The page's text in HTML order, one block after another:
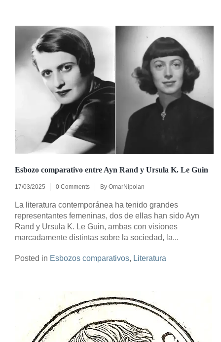
Esbozo comparativo entre Ayn Rand y Ursula K. Le Guin
17/03/2025 0 Comments By OmarNipolan
La literatura contemporánea ha tenido grandes
representantes femeninas, dos de ellas han sido Ayn
Rand y Ursula K. Le Guin, ambas con visiones
marcadamente distintas sobre la sociedad, la...
Posted in Esbozos comparativos, Literatura